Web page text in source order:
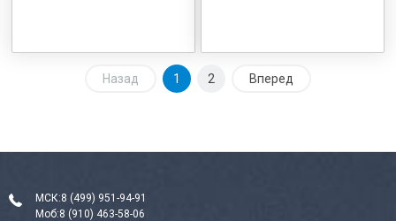
Назад 1 2 Вперед
МСК:8 (499) 951-94-91
Моб:8 (910) 463-58-06